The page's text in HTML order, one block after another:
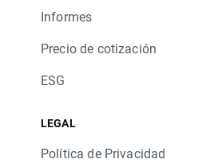
Informes
Precio de cotización
ESG
LEGAL
Política de Privacidad